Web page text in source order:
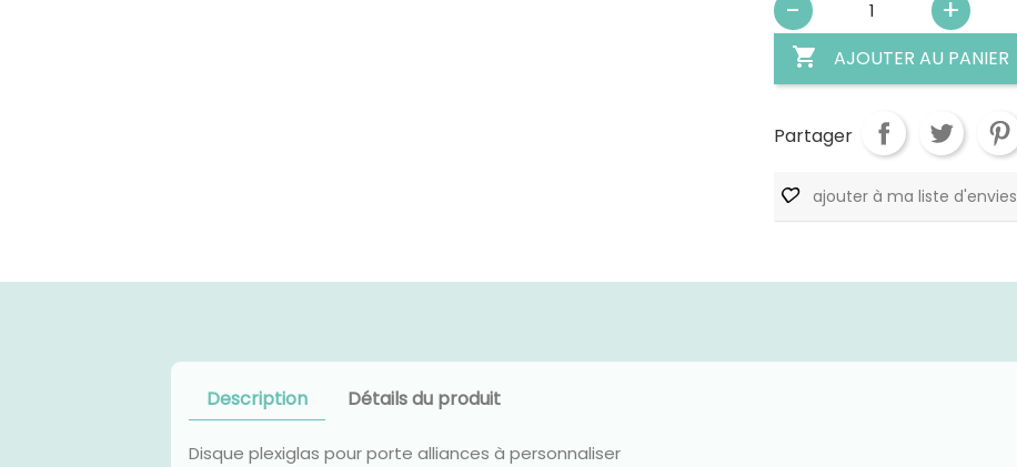
 AJOUTER AU PANIER
Partager
ajouter à ma liste d'envies
Description Détails du produit
Disque plexiglas pour porte alliances à personnaliser